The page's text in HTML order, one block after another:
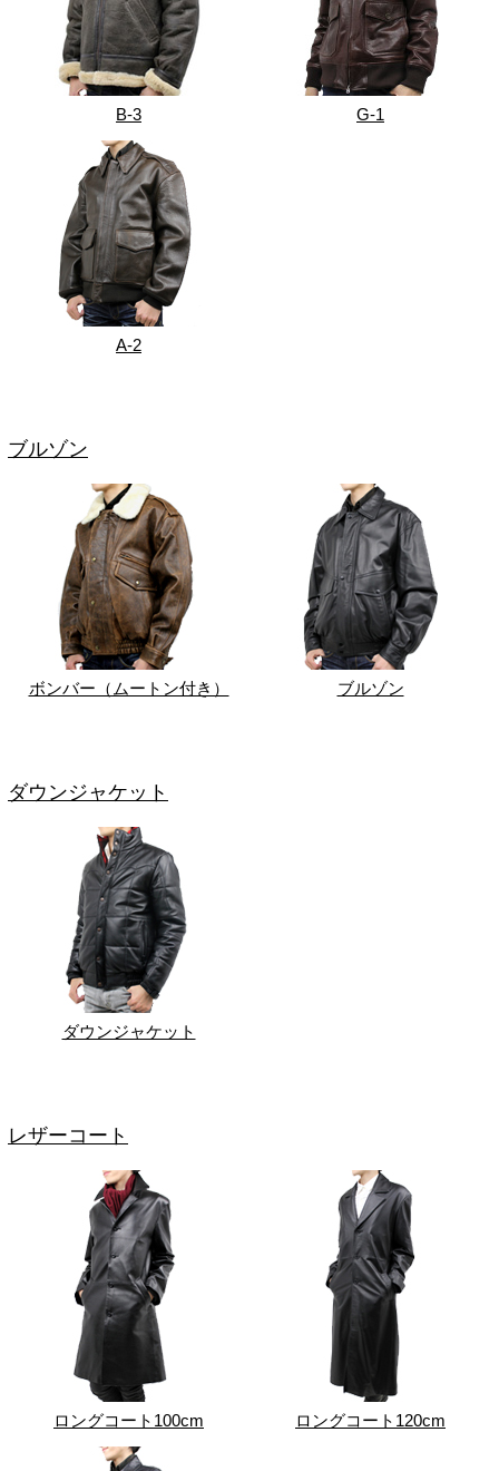
B-3 G-1
A-2
ブルゾン
ボンバー（ムートン付き） ブルゾン
ダウンジャケット
ダウンジャケット
レザーコート
ロングコート100cm ロングコート120cm